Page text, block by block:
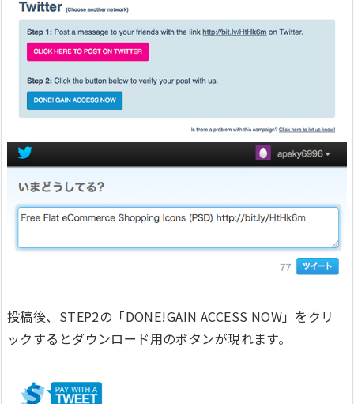
投稿後、STEP2の「DONE!GAIN ACCESS NOW」をクリ
ックするとダウンロード用のボタンが現れます。